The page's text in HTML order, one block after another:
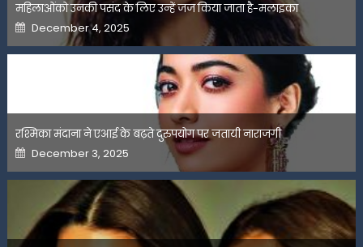
महिलाओंको उनकी पसंद के लिए उन्हें जज किया जाता है-मलाइका
Posted
on
December 4, 2025
रश्मिका मंदाना ने एआई के बढ़ते दुरुपयोग पर जतायी नाराजगी
Posted
on
December 3, 2025